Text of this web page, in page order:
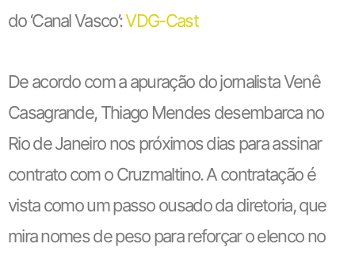
do ‘Canal Vasco’:VDG-Cast
De acordo com a apuração do jornalista Venê
Casagrande, Thiago Mendes desembarca no
Rio de Janeiro nos próximos dias para assinar
contrato com o Cruzmaltino. A contratação é
vista como um passo ousado da diretoria, que
mira nomes de peso para reforçar o elenco no